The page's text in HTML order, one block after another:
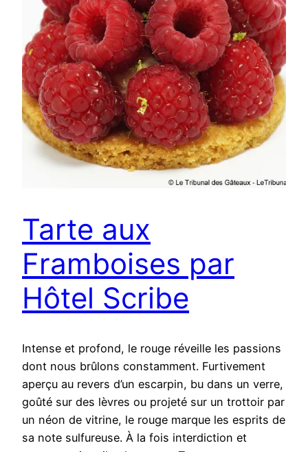
Tarte aux
Framboises par
Hôtel Scribe
Intense et profond, le rouge réveille les passions
dont nous brûlons constamment. Furtivement
aperçu au revers d’un escarpin, bu dans un verre,
goûté sur des lèvres ou projeté sur un trottoir par
un néon de vitrine, le rouge marque les esprits de
sa note sulfureuse. À la fois interdiction et